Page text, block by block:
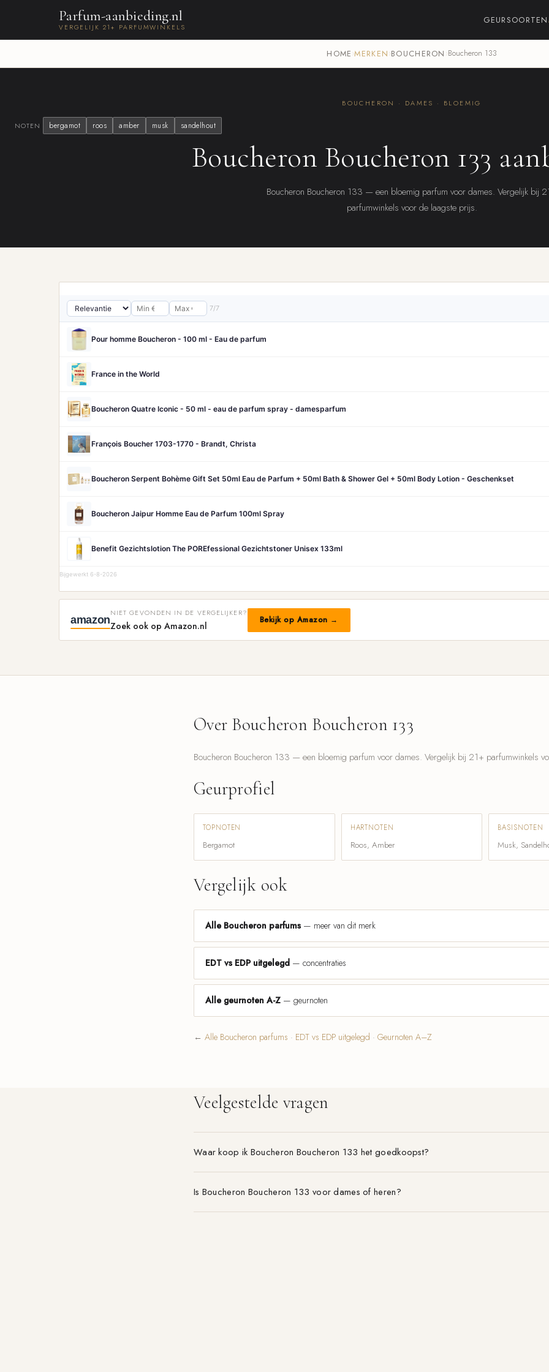
Parfum-aanbieding.nl
VERGELIJK 21+ PARFUMWINKELS
GEURSOORTEN
HOME›MERKEN›BOUCHERON ›Boucheron 133
BOUCHERON · DAMES · BLOEMIG
NOTEN bergamot roos amber musk sandelhout
Boucheron Boucheron 133
Boucheron Boucheron 133 — een bloemig parfum voor dames. Vergelijk bij
parfumwinkels voor de laagste prijs.
7/7
Pour homme Boucheron - 100 ml - Eau de parfum
France in the World
Boucheron Quatre Iconic - 50 ml - eau de parfum spray - damesparfum
François Boucher 1703-1770 - Brandt, Christa
Boucheron Serpent Bohème Gift Set 50ml Eau de Parfum + 50ml Bath & Shower Gel + 50ml Body Lotion - Geschenkset
Boucheron Jaipur Homme Eau de Parfum 100ml Spray
Benefit Gezichtslotion The POREfessional Gezichtstoner Unisex 133ml
Bijgewerkt 6-8-2026
amazon
NIET GEVONDEN IN DE VERGELIJKER?
Zoek ook op Amazon.nl Bekijk op Amazon →
Over Boucheron Boucheron 133
Boucheron Boucheron 133 — een bloemig parfum voor dames. Vergelijk bij 21+ parfumwinkels
Geurprofiel
TOPNOTEN
Bergamot
HARTNOTEN
Roos, Amber
BASISNOTEN
Musk,
Vergelijk ook
Alle Boucheron parfums — meer van dit merk
EDT vs EDP uitgelegd — concentraties
Alle geurnoten A-Z — geurnoten
← Alle Boucheron parfums · EDT vs EDP uitgelegd · Geurnoten A–Z
Veelgestelde vragen
Waar koop ik Boucheron Boucheron 133 het goedkoopst?
Is Boucheron Boucheron 133 voor dames of heren?